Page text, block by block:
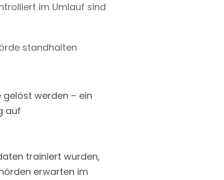
im Umlauf sind
standhalten
gelöst werden – ein
auf
trainiert wurden,
erwarten im